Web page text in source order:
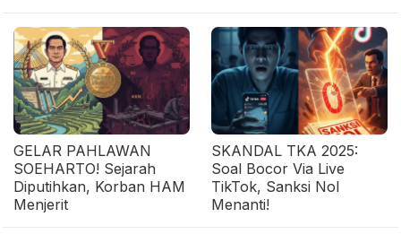
GELAR PAHLAWAN
SOEHARTO! Sejarah
Diputihkan, Korban HAM
Menjerit
SKANDAL TKA 2025:
Soal Bocor Via Live
TikTok, Sanksi Nol
Menanti!